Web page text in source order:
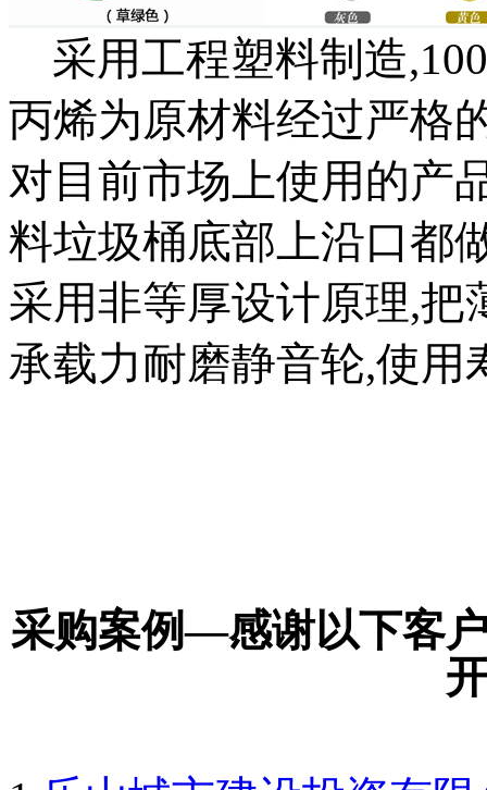
采用工程塑料制造
丙烯为原材料经过严格
对目前市场上使用的产
料垃圾桶底部上沿口都
采用非等厚设计原理,把
承载力耐磨静音轮,使用
采购案例—感谢以下客